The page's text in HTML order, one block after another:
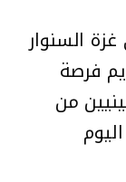
السنوار
فرصة
من